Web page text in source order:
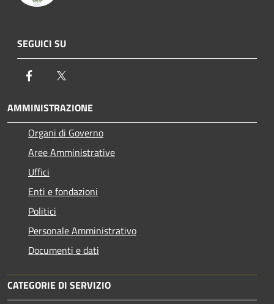
SEGUICI SU
Facebook
AMMINISTRAZIONE
Organi di Governo
Aree Amministrative
Uffici
Enti e fondazioni
Politici
Personale Amministrativo
Documenti e dati
CATEGORIE DI SERVIZIO